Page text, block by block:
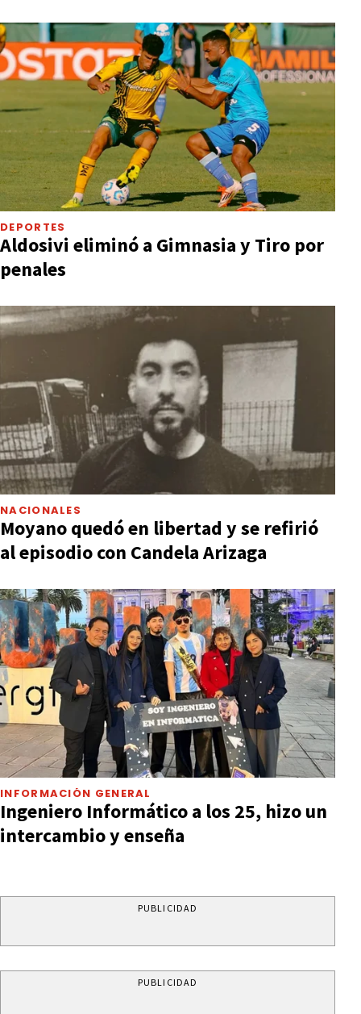
DEPORTES
Aldosivi eliminó a Gimnasia y Tiro por
penales
NACIONALES
Moyano quedó en libertad y se refirió
al episodio con Candela Arizaga
INFORMACIÓN GENERAL
Ingeniero Informático a los 25, hizo un
intercambio y enseña
PUBLICIDAD
PUBLICIDAD